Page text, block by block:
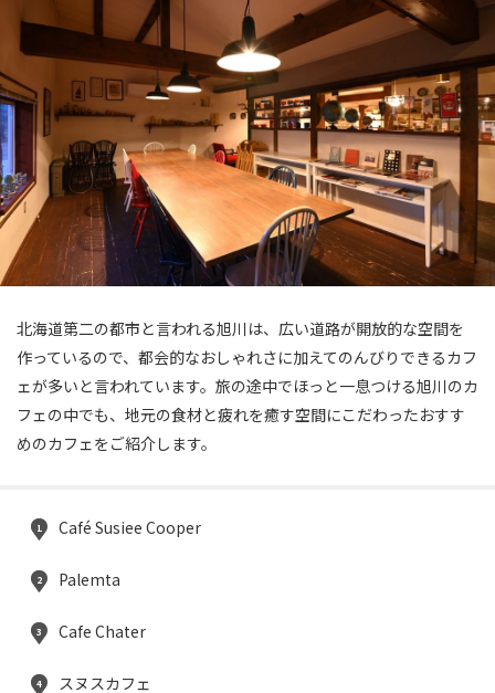
北海道第二の都市と言われる旭川は、広い道路が開放的な空間を
作っているので、都会的なおしゃれさに加えてのんびりできるカフ
ェが多いと言われています。旅の途中でほっと一息つける旭川のカ
フェの中でも、地元の食材と疲れを癒す空間にこだわったおすす
めのカフェをご紹介します。
1 Café Susiee Cooper
2 Palemta
3 Cafe Chater
4 スヌスカフェ